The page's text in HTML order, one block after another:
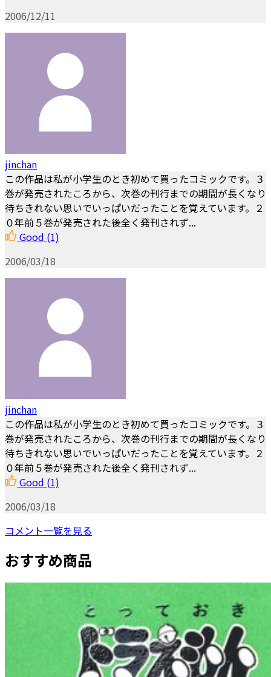
2006/12/11
jinchan
この作品は私が小学生のとき初めて買ったコミックです。３
巻が発売されたころから、次巻の刊行までの期間が長くなり
待ちきれない思いでいっぱいだったことを覚えています。２
０年前５巻が発売された後全く発刊されず...
Good (1)
2006/03/18
jinchan
この作品は私が小学生のとき初めて買ったコミックです。３
巻が発売されたころから、次巻の刊行までの期間が長くなり
待ちきれない思いでいっぱいだったことを覚えています。２
０年前５巻が発売された後全く発刊されず...
Good (1)
2006/03/18
コメント一覧を見る
おすすめ商品